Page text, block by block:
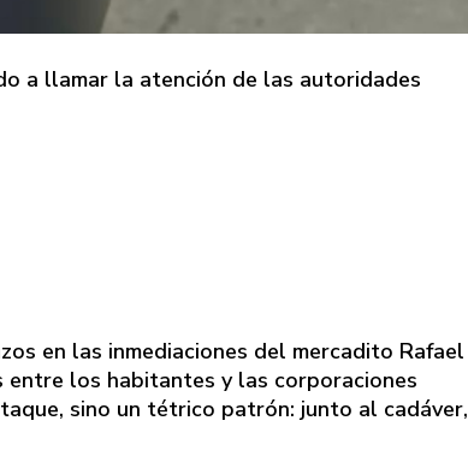
a llamar la atención de las autoridades
en las inmediaciones del mercadito Rafael
entre los habitantes y las corporaciones
sino un tétrico patrón: junto al cadáver,